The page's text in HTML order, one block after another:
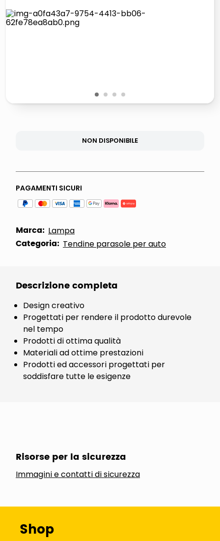
1 2 3 4
NON DISPONIBILE
PAGAMENTI SICURI
Marca: Lampa
Categoria: Tendine parasole per auto
Descrizione completa
Design creativo
Progettati per rendere il prodotto durevole
nel tempo
Prodotti di ottima qualità
Materiali ad ottime prestazioni
Prodotti ed accessori progettati per
soddisfare tutte le esigenze
Risorse per la sicurezza
Immagini e contatti di sicurezza
Shop